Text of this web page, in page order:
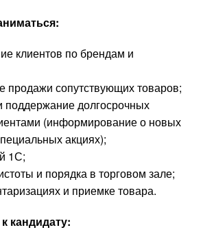
клиентов по брендам и
продажи сопутствующих товаров;
поддержание долгосрочных
(информирование о новых
акциях);
1С;
и порядка в торговом зале;
и приемке товара.
кандидату: